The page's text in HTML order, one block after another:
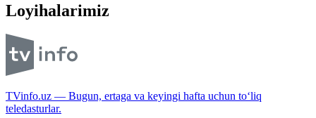
Loyihalarimiz
TVinfo.uz — Bugun, ertaga va keyingi hafta uchun to‘liq
teledasturlar.